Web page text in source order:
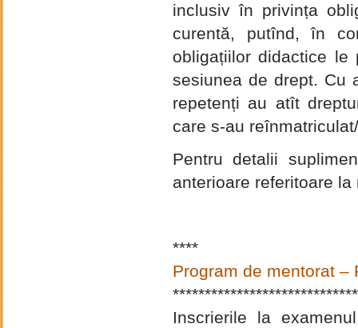
inclusiv în privința
curentă, putînd, în
obligațiilor didactice
sesiunea de drept. Cu
repetenți au atît
care s-au
Pentru detalii
anterioare referitoare
****
Program de mentorat –
Inscrierile la